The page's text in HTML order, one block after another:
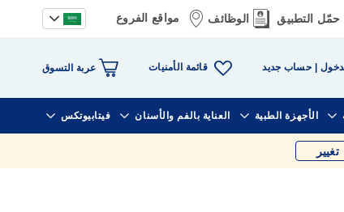
حمّل التطبيق الوظائف مواقع الفروع
حساب جديد قائمة الأمنيات عربة التسوق
الأجهزة الطبية العناية بالفم والأسنان فيتابيوتكس
تغيير